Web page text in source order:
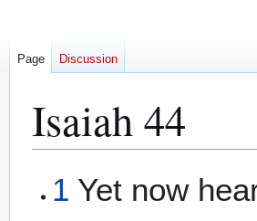
Isaiah 44
toto
1 Yet now
Page Discussion